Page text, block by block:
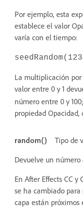
Por ejemplo, esta
establece el valor
varía con el tiempo:
La multiplicación
valor entre 0 y 1
número entre 0 y
propiedad Opacidad,
random()
Tipo de
Devuelve un
En After Effects CC
se ha cambiado
capa están